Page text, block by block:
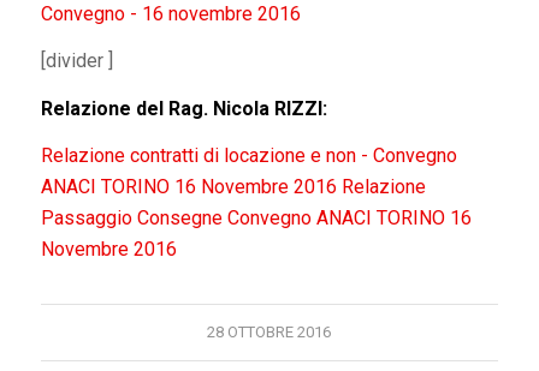
Convegno - 16 novembre 2016
[divider ]
Relazione del Rag. Nicola RIZZI:
Relazione contratti di locazione e non - Convegno
ANACI TORINO 16 Novembre 2016 Relazione
Passaggio Consegne Convegno ANACI TORINO 16
Novembre 2016
28 OTTOBRE 2016